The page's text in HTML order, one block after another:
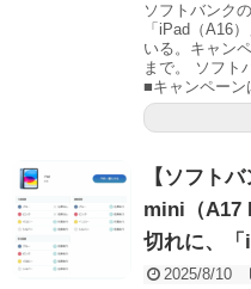
ソフトバンク
「iPad（A16
いる。キャン
まで。 ソフト
■キャンペーン
【ソフト
mini（A17
切れに、「
2025/8/10